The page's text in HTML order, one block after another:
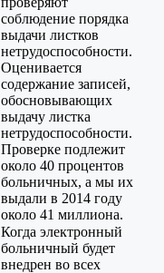
соблюдение порядка
выдачи листков
нетрудоспособности.
Оценивается
содержание записей,
обосновывающих
выдачу листка
нетрудоспособности.
Проверке подлежит
около 40 процентов
больничных, а мы их
выдали в 2014 году
около 41 миллиона.
Когда электронный
больничный будет
внедрен во всех